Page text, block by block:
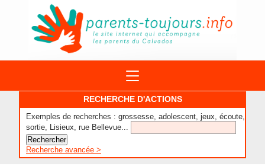
1ÈRE VISITE
APPELS A PROJET
DISPOSITIFS PARENTALITÉ
SITES INTERNET
ACTIONS
STRUCTURES
DOCUMENTS
RECHERCHE D'ACTIONS
Exemples de recherches : grossesse, adolescent, jeux, écoute,
sortie, Lisieux, rue Bellevue...
Recherche avancée >